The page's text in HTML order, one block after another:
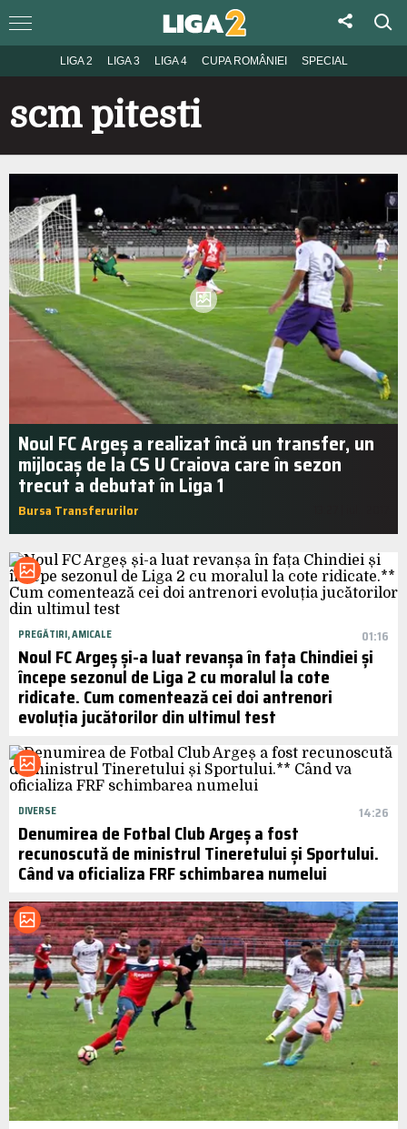
LIGA 2 LIGA 3 LIGA 4 CUPA ROMÂNIEI SPECIAL
scm pitesti
Noul FC Argeș a realizat încă un transfer, un
mijlocaș de la CS U Craiova care în sezon
trecut a debutat în Liga 1
Bursa Transferurilor
PREGĂTIRI, AMICALE 01:16
Noul FC Argeș și-a luat revanșa în fața Chindiei și
începe sezonul de Liga 2 cu moralul la cote
ridicate. Cum comentează cei doi antrenori
evoluția jucătorilor din ultimul test
DIVERSE 14:26
Denumirea de Fotbal Club Argeș a fost
recunoscută de ministrul Tineretului și Sportului.
Când va oficializa FRF schimbarea numelui